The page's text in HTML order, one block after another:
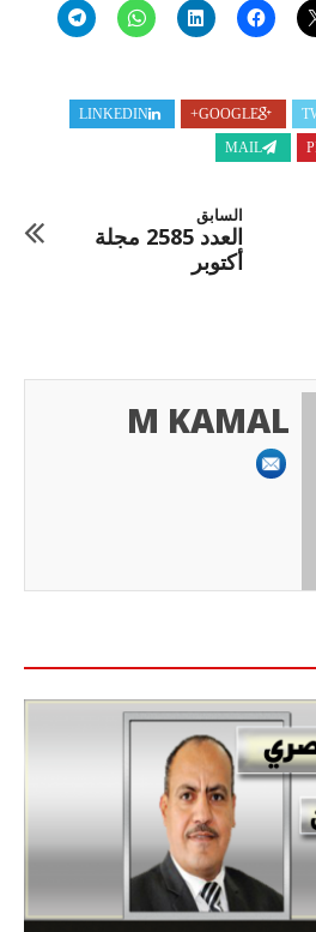
GOOGLE+
LINKEDIN
MAIL
السابق
العدد 2585 مجلة
أكتوبر
M KAMAL